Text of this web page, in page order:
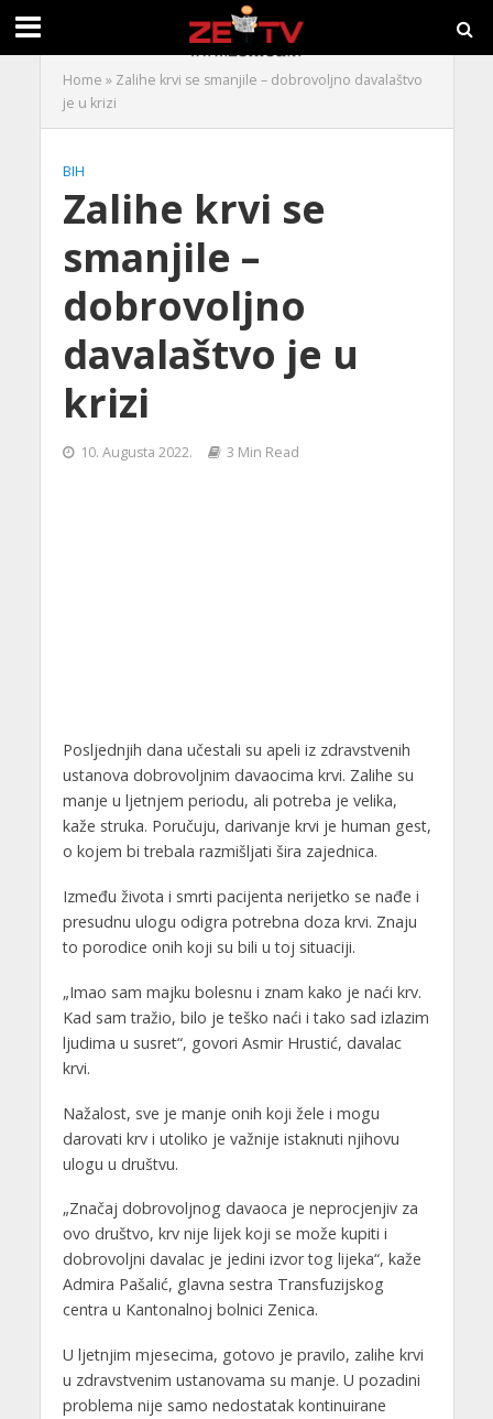
Home » Zalihe krvi se smanjile – dobrovoljno davalaštvo
je u krizi
BIH
Zalihe krvi se
smanjile –
dobrovoljno
davalaštvo je u
krizi
10. Augusta 2022. 3 Min Read
Posljednjih dana učestali su apeli iz zdravstvenih
ustanova dobrovoljnim davaocima krvi. Zalihe su
manje u ljetnjem periodu, ali potreba je velika,
kaže struka. Poručuju, darivanje krvi je human gest,
o kojem bi trebala razmišljati šira zajednica.
Između života i smrti pacijenta nerijetko se nađe i
presudnu ulogu odigra potrebna doza krvi. Znaju
to porodice onih koji su bili u toj situaciji.
„Imao sam majku bolesnu i znam kako je naći krv.
Kad sam tražio, bilo je teško naći i tako sad izlazim
ljudima u susret“, govori Asmir Hrustić, davalac
krvi.
Nažalost, sve je manje onih koji žele i mogu
darovati krv i utoliko je važnije istaknuti njihovu
ulogu u društvu.
„Značaj dobrovoljnog davaoca je neprocjenjiv za
ovo društvo, krv nije lijek koji se može kupiti i
dobrovoljni davalac je jedini izvor tog lijeka“, kaže
Admira Pašalić, glavna sestra Transfuzijskog
centra u Kantonalnoj bolnici Zenica.
U ljetnjim mjesecima, gotovo je pravilo, zalihe krvi
u zdravstvenim ustanovama su manje. U pozadini
problema nije samo nedostatak kontinuirane